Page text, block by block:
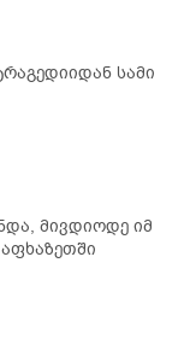
სამი
მივდიოდე იმ